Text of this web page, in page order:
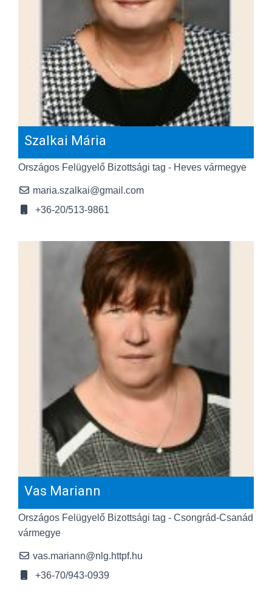
Szalkai Mária
Országos Felügyelő Bizottsági tag - Heves vármegye
maria.szalkai@gmail.com
+36-20/513-9861
Vas Mariann
Országos Felügyelő Bizottsági tag - Csongrád-Csanád
vármegye
vas.mariann@nlg.httpf.hu
+36-70/943-0939